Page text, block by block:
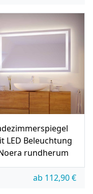
LED Beleuchtung
rundherum
ab 112,90€